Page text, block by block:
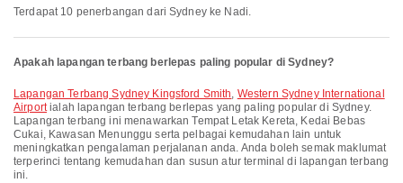
Terdapat 10 penerbangan dari Sydney ke Nadi.
Apakah lapangan terbang berlepas paling popular di Sydney?
Lapangan Terbang Sydney Kingsford Smith, Western Sydney International
Airportialah lapangan terbang berlepas yang paling popular di Sydney.
Lapangan terbang ini menawarkan Tempat Letak Kereta, Kedai Bebas
Cukai, Kawasan Menunggu serta pelbagai kemudahan lain untuk
meningkatkan pengalaman perjalanan anda. Anda boleh semak maklumat
terperinci tentang kemudahan dan susun atur terminal di lapangan terbang
ini.